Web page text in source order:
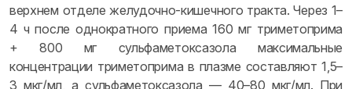
верхнем отделе желудочно-кишечного тракта. Через 1–
4 ч после однократного приема 160 мг триметоприма
+ 800 мг сульфаметоксазола максимальные
концентрации триметоприма в плазме составляют 1,5–
3 мкг/мл, а сульфаметоксазола — 40–80 мкг/мл. При